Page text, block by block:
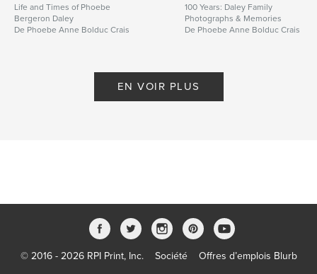
Life and Times of Phoebe
Bergeron Daley
De Phoebe Anne Bolduc Crais
100 Years: Daley Family
Photographs & Memories
De Phoebe Anne Bolduc Crais
EN VOIR PLUS
© 2016 - 2026 RPI Print, Inc. Société
Offres d’emplois Blurb